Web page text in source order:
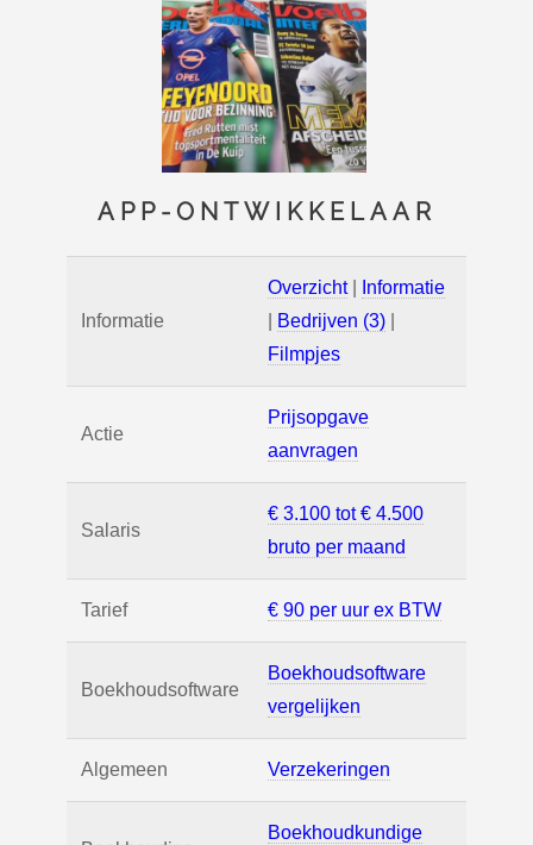
APP-ONTWIKKELAAR
Informatie
Overzicht|
Informatie
Bedrijven (3)
Filmpjes
Actie
Prijsopgave
aanvragen
Salaris
€ 3.100 tot € 4.500
bruto per maand
Tarief € 90 per uur ex BTW
Boekhoudsoftware
Boekhoudsoftware
vergelijken
Algemeen Verzekeringen
Boekhoudkundige